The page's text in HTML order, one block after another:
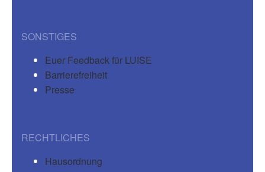
SONSTIGES
Euer Feedback für LUISE
Barrierefreiheit
Presse
RECHTLICHES
Hausordnung